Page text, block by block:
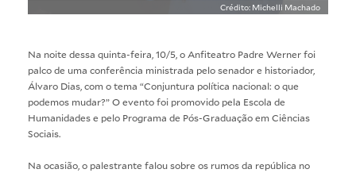
Crédito: Michelli Machado
Na noite dessa quinta-feira, 10/5, o Anfiteatro Padre Werner foi
palco de uma conferência ministrada pelo senador e historiador,
Álvaro Dias, com o tema “Conjuntura política nacional: o que
podemos mudar?” O evento foi promovido pela Escola de
Humanidades e pelo Programa de Pós-Graduação em Ciências
Sociais.
Na ocasião, o palestrante falou sobre os rumos da república no